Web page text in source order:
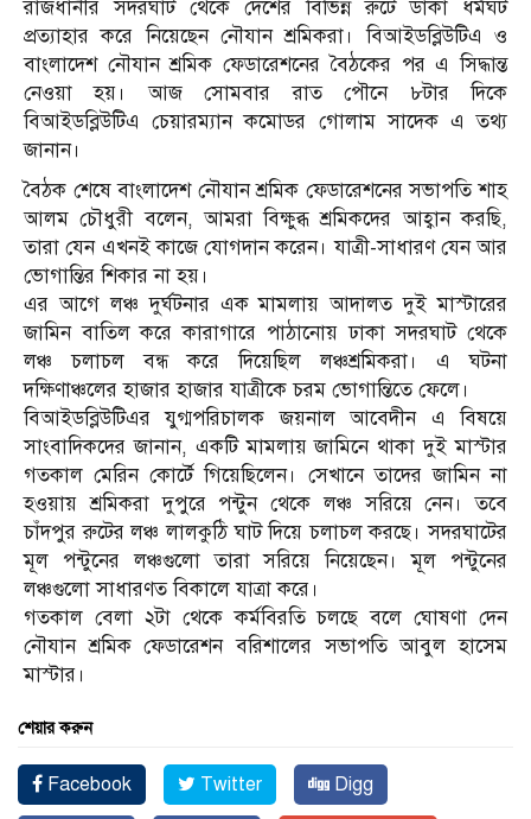
রাজধানীর সদরঘাট থেকে দেশের বিভিন্ন রুটে ডাকা ধর্মঘট
প্রত্যাহার করে নিয়েছেন নৌযান শ্রমিকরা। বিআইডব্লিউটিএ ও
বাংলাদেশ নৌযান শ্রমিক ফেডারেশনের বৈঠকের পর এ সিদ্ধান্ত
নেওয়া হয়। আজ সোমবার রাত পৌনে ৮টার দিকে
বিআইডব্লিউটিএ চেয়ারম্যান কমোডর গোলাম সাদেক এ তথ্য
জানান।
বৈঠক শেষে বাংলাদেশ নৌযান শ্রমিক ফেডারেশনের সভাপতি শাহ
আলম চৌধুরী বলেন, আমরা বিক্ষুব্ধ শ্রমিকদের আহ্বান করছি,
তারা যেন এখনই কাজে যোগদান করেন। যাত্রী-সাধারণ যেন আর
ভোগান্তির শিকার না হয়।
এর আগে লঞ্চ দুর্ঘটনার এক মামলায় আদালত দুই মাস্টারের
জামিন বাতিল করে কারাগারে পাঠানোয় ঢাকা সদরঘাট থেকে
লঞ্চ চলাচল বন্ধ করে দিয়েছিল লঞ্চশ্রমিকরা। এ ঘটনা
দক্ষিণাঞ্চলের হাজার হাজার যাত্রীকে চরম ভোগান্তিতে ফেলে।
বিআইডব্লিউটিএর যুগ্মপরিচালক জয়নাল আবেদীন এ বিষয়ে
সাংবাদিকদের জানান, একটি মামলায় জামিনে থাকা দুই মাস্টার
গতকাল মেরিন কোর্টে গিয়েছিলেন। সেখানে তাদের জামিন না
হওয়ায় শ্রমিকরা দুপুরে পন্টুন থেকে লঞ্চ সরিয়ে নেন। তবে
চাঁদপুর রুটের লঞ্চ লালকুঠি ঘাট দিয়ে চলাচল করছে। সদরঘাটের
মূল পন্টুনের লঞ্চগুলো তারা সরিয়ে নিয়েছেন। মূল পন্টুনের
লঞ্চগুলো সাধারণত বিকালে যাত্রা করে।
গতকাল বেলা ২টা থেকে কর্মবিরতি চলছে বলে ঘোষণা দেন
নৌযান শ্রমিক ফেডারেশন বরিশালের সভাপতি আবুল হাসেম
মাস্টার।
শেয়ার করুন
Facebook Twitter Digg